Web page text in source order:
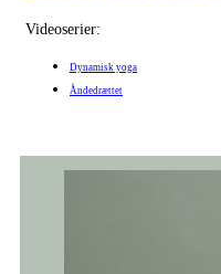
Videoserier:
Dynamisk yoga
Åndedrættet